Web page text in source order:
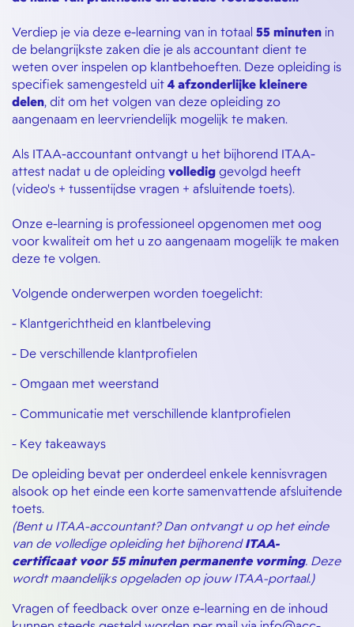
Verdiep je via deze e-learning van in totaal 55 minuten in
de belangrijkste zaken die je als accountant dient te
weten over inspelen op klantbehoeften. Deze opleiding is
specifiek samengesteld uit 4 afzonderlijke kleinere
delen, dit om het volgen van deze opleiding zo
aangenaam en leervriendelijk mogelijk te maken.
Als ITAA-accountant ontvangt u het bijhorend ITAA-
attest nadat u de opleiding volledig gevolgd heeft
(video's + tussentijdse vragen + afsluitende toets).
Onze e-learning is professioneel opgenomen met oog
voor kwaliteit om het u zo aangenaam mogelijk te maken
deze te volgen.
Volgende onderwerpen worden toegelicht:
- Klantgerichtheid en klantbeleving
- De verschillende klantprofielen
- Omgaan met weerstand
- Communicatie met verschillende klantprofielen
- Key takeaways
De opleiding bevat per onderdeel enkele kennisvragen
alsook op het einde een korte samenvattende afsluitende
toets.
(Bent u ITAA-accountant? Dan ontvangt u op het einde
van de volledige opleiding het bijhorendITAA-
certificaat voor 55 minuten permanente vorming. Deze
wordt maandelijks opgeladen op jouw ITAA-portaal.)
Vragen of feedback over onze e-learning en de inhoud